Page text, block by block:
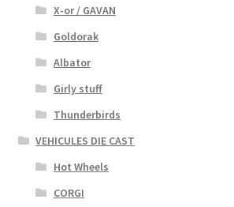
X-or / GAVAN
Goldorak
Albator
Girly stuff
Thunderbirds
VEHICULES DIE CAST
Hot Wheels
CORGI